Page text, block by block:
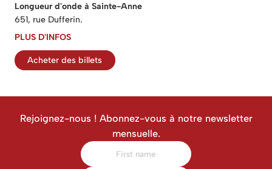
Longueur d'onde à Sainte-Anne
651, rue Dufferin.
PLUS D'INFOS
Acheter des billets
Rejoignez-nous ! Abonnez-vous à notre newsletter
mensuelle.